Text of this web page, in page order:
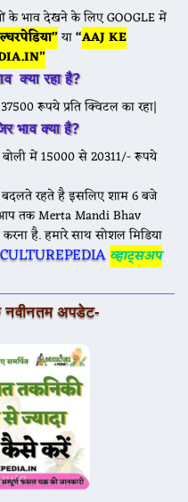
के भाव देखने के लिए GOOGLE में
या“AAJ KE
क्या रहा है?
रूपये प्रति क्विटल का रहा|
भाव क्या है?
में 15000 से 20311/- रूपये
रहते है इसलिए शाम 6 बजे
आप तक Merta Mandi Bhav
है. हमारे साथ सोशल मिडिया
व्हाट्सअप
अपडेट-